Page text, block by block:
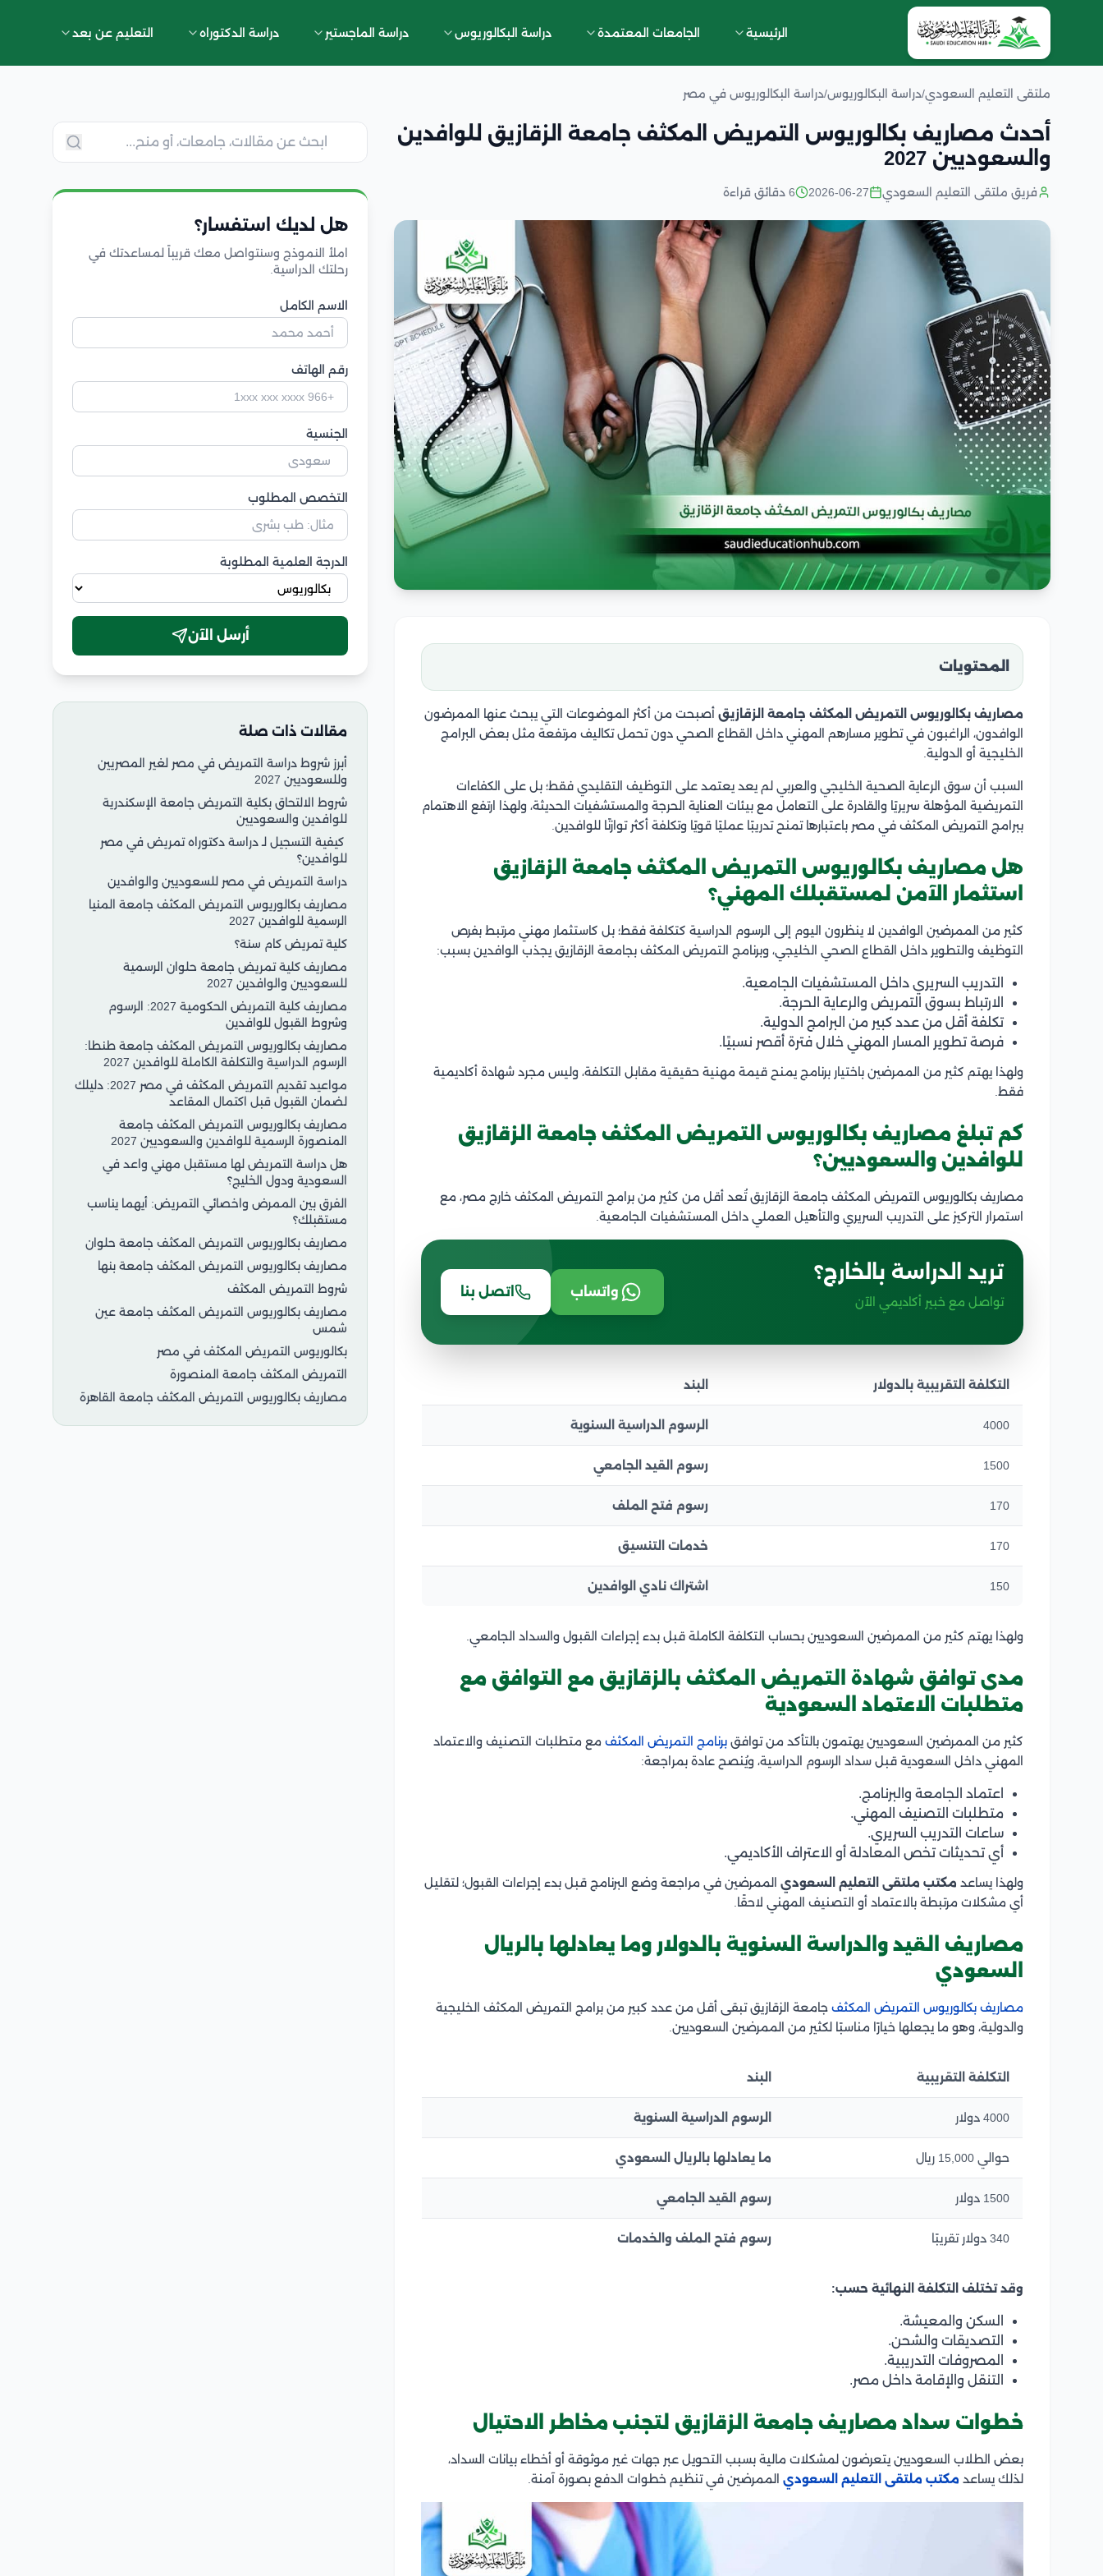
الرئيسية الجامعات المعتمدة دراسة البكالوريوس دراسة الماجستير دراسة الدكتوراه التعليم عن بعد
ملتقى التعليم السعودي/دراسة البكالوريوس/دراسة البكالوريوس في مصر
أحدث مصاريف بكالوريوس التمريض المكثف جامعة الزقازيق للوافدين
والسعوديين 2027
فريق ملتقى التعليم السعودي 2026-06-27 6 دقائق قراءة
المحتويات
مصاريف بكالوريوس التمريض المكثف جامعة الزقازيق أصبحت من أكثر الموضوعات التي يبحث عنها الممرضون
الوافدون، الراغبون في تطوير مسارهم المهني داخل القطاع الصحي دون تحمل تكاليف مرتفعة مثل بعض البرامج
الخليجية أو الدولية.
السبب أن سوق الرعاية الصحية الخليجي والعربي لم يعد يعتمد على التوظيف التقليدي فقط؛ بل على الكفاءات
التمريضية المؤهلة سريريًا والقادرة على التعامل مع بيئات العناية الحرجة والمستشفيات الحديثة، ولهذا ارتفع الاهتمام
ببرامج التمريض المكثف في مصر باعتبارها تمنح تدريبًا عمليًا قويًا وتكلفة أكثر توازنًا للوافدين.
هل مصاريف بكالوريوس التمريض المكثف جامعة الزقازيق
استثمار الآمن لمستقبلك المهني؟
كثير من الممرضين الوافدين لا ينظرون اليوم إلى الرسوم الدراسية كتكلفة فقط؛ بل كاستثمار مهني مرتبط بفرص
التوظيف والتطوير داخل القطاع الصحي الخليجي، وبرنامج التمريض المكثف بجامعة الزقازيق يجذب الوافدين بسبب:
التدريب السريري داخل المستشفيات الجامعية.
الارتباط بسوق التمريض والرعاية الحرجة.
تكلفة أقل من عدد كبير من البرامج الدولية.
فرصة تطوير المسار المهني خلال فترة أقصر نسبيًا.
ولهذا يهتم كثير من الممرضين باختيار برنامج يمنح قيمة مهنية حقيقية مقابل التكلفة، وليس مجرد شهادة أكاديمية
فقط.
كم تبلغ مصاريف بكالوريوس التمريض المكثف جامعة الزقازيق
للوافدين والسعوديين؟
مصاريف بكالوريوس التمريض المكثف جامعة الزقازيق تُعد أقل من كثير من برامج التمريض المكثف خارج مصر، مع
استمرار التركيز على التدريب السريري والتأهيل العملي داخل المستشفيات الجامعية.
تريد الدراسة بالخارج؟
تواصل مع خبير أكاديمي الآن
واتساب اتصل بنا
التكلفة التقريبية بالدولار البند
4000 الرسوم الدراسية السنوية
1500 رسوم القيد الجامعي
170 رسوم فتح الملف
170 خدمات التنسيق
150 اشتراك نادي الوافدين
ولهذا يهتم كثير من الممرضين السعوديين بحساب التكلفة الكاملة قبل بدء إجراءات القبول والسداد الجامعي.
مدى توافق شهادة التمريض المكثف بالزقازيق مع التوافق مع
متطلبات الاعتماد السعودية
كثير من الممرضين السعوديين يهتمون بالتأكد من توافق برنامج التمريض المكثف مع متطلبات التصنيف والاعتماد
المهني داخل السعودية قبل سداد الرسوم الدراسية، ويُنصح عادة بمراجعة:
اعتماد الجامعة والبرنامج.
متطلبات التصنيف المهني.
ساعات التدريب السريري.
أي تحديثات تخص المعادلة أو الاعتراف الأكاديمي.
ولهذا يساعد مكتب ملتقى التعليم السعودي الممرضين في مراجعة وضع البرنامج قبل بدء إجراءات القبول؛ لتقليل
أي مشكلات مرتبطة بالاعتماد أو التصنيف المهني لاحقًا.
مصاريف القيد والدراسة السنوية بالدولار وما يعادلها بالريال
السعودي
مصاريف بكالوريوس التمريض المكثف جامعة الزقازيق تبقى أقل من عدد كبير من برامج التمريض المكثف الخليجية
والدولية، وهو ما يجعلها خيارًا مناسبًا لكثير من الممرضين السعوديين.
التكلفة التقريبية البند
4000 دولار الرسوم الدراسية السنوية
حوالي 15,000 ريال ما يعادلها بالريال السعودي
1500 دولار رسوم القيد الجامعي
340 دولار تقريبًا رسوم فتح الملف والخدمات
وقد تختلف التكلفة النهائية حسب:
السكن والمعيشة.
التصديقات والشحن.
المصروفات التدريبية.
التنقل والإقامة داخل مصر.
خطوات سداد مصاريف جامعة الزقازيق لتجنب مخاطر الاحتيال
بعض الطلاب السعوديين يتعرضون لمشكلات مالية بسبب التحويل عبر جهات غير موثوقة أو أخطاء بيانات السداد،
لذلك يساعد مكتب ملتقى التعليم السعودي الممرضين في تنظيم خطوات الدفع بصورة آمنة.
هل لديك استفسار؟
املأ النموذج وسنتواصل معك قريباً لمساعدتك في
رحلتك الدراسية.
الاسم الكامل
رقم الهاتف
الجنسية
التخصص المطلوب
الدرجة العلمية المطلوبة
أرسل الآن
مقالات ذات صلة
أبرز شروط دراسة التمريض في مصر لغير المصريين
وللسعوديين 2027
شروط الالتحاق بكلية التمريض جامعة الإسكندرية
للوافدين والسعوديين
كيفية التسجيل لـ دراسة دكتوراه تمريض في مصر
للوافدين؟
دراسة التمريض في مصر للسعوديين والوافدين
مصاريف بكالوريوس التمريض المكثف جامعة المنيا
الرسمية للوافدين 2027
كلية تمريض كام سنة؟
مصاريف كلية تمريض جامعة حلوان الرسمية
للسعوديين والوافدين 2027
مصاريف كلية التمريض الحكومية 2027: الرسوم
وشروط القبول للوافدين
مصاريف بكالوريوس التمريض المكثف جامعة طنطا:
الرسوم الدراسية والتكلفة الكاملة للوافدين 2027
مواعيد تقديم التمريض المكثف في مصر 2027: دليلك
لضمان القبول قبل اكتمال المقاعد
مصاريف بكالوريوس التمريض المكثف جامعة
المنصورة الرسمية للوافدين والسعوديين 2027
هل دراسة التمريض لها مستقبل مهني واعد في
السعودية ودول الخليج؟
الفرق بين الممرض واخصائي التمريض: أيهما يناسب
مستقبلك؟
مصاريف بكالوريوس التمريض المكثف جامعة حلوان
مصاريف بكالوريوس التمريض المكثف جامعة بنها
شروط التمريض المكثف
مصاريف بكالوريوس التمريض المكثف جامعة عين
شمس
بكالوريوس التمريض المكثف في مصر
التمريض المكثف جامعة المنصورة
مصاريف بكالوريوس التمريض المكثف جامعة القاهرة